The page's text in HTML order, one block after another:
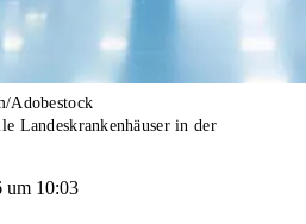
Adobestock
Landeskrankenhäuser in der
um 10:03